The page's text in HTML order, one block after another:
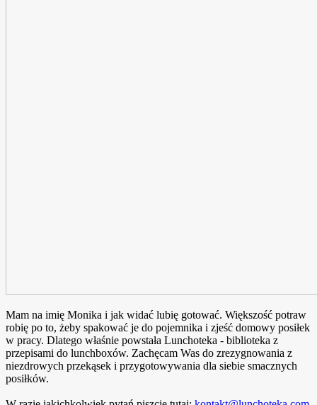
Mam na imię Monika i jak widać lubię gotować. Większość potraw
robię po to, żeby spakować je do pojemnika i zjeść domowy posiłek
w pracy. Dlatego właśnie powstała Lunchoteka - biblioteka z
przepisami do lunchboxów. Zachęcam Was do zrezygnowania z
niezdrowych przekąsek i przygotowywania dla siebie smacznych
posiłków.